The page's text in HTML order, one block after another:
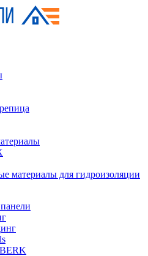
материалы для гидроизоляции